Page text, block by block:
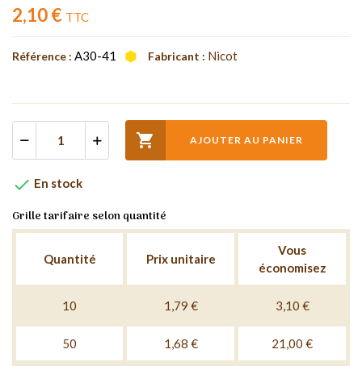
2,10 € TTC
Référence : A30-41 Fabricant : Nicot
 AJOUTER AU PANIER
 En stock
Grille tarifaire selon quantité
Quantité Prix unitaire
Vous
économisez
10 1,79 € 3,10 €
50 1,68 € 21,00 €